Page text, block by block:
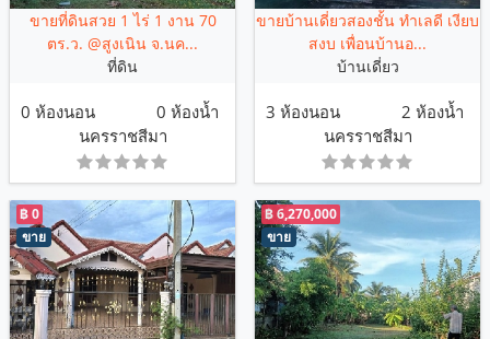
ขายที่ดินสวย 1 ไร่ 1 งาน 70
ตร.ว. @สูงเนิน จ.นค...
ที่ดิน
0 ห้องนอน
0 ห้องน้ำ
นครราชสีมา
ขายบ้านเดี่ยวสองชั้น ทำเลดี เงียบ
สงบ เพื่อนบ้านอ...
บ้านเดี่ยว
3 ห้องนอน
2 ห้องน้ำ
นครราชสีมา
ขาย
฿ 0
ขาย
฿ 6,270,000